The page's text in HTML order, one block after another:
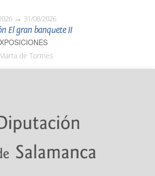
31/08/2026
El gran banquete II
de Tormes